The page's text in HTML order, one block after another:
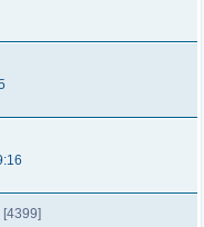
[4399]